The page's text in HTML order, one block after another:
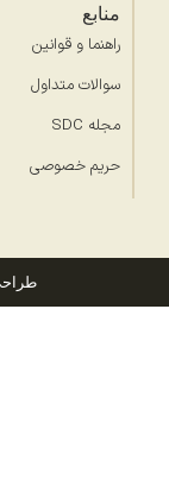
منابع
راهنما و قوانین
سوالات متداول
مجله SDC
حریم خصوصی